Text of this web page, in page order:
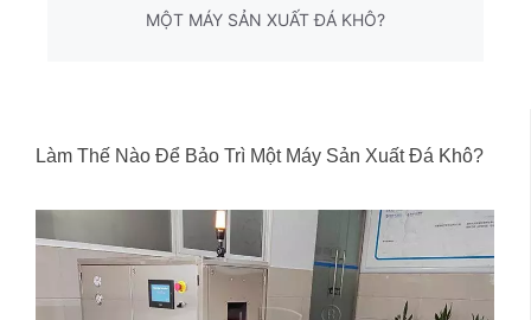
MỘT MÁY SẢN XUẤT ĐÁ KHÔ?
Làm Thế Nào Để Bảo Trì Một Máy Sản Xuất Đá Khô?